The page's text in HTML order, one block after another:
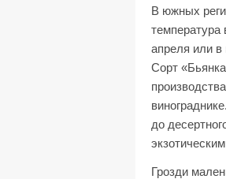
В южных
температура
апреля или в
Сорт
до
Грозди